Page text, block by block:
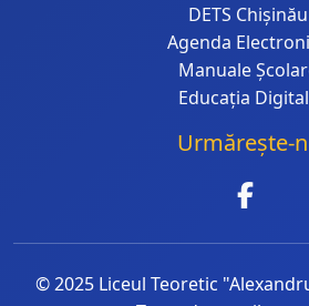
DETS Chișinău
Agenda
Manuale
Educația
Urmărește-
© 2025 Liceul Teoretic